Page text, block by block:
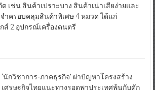
เช่น สินค้าเปราะบาง สินค้าเน่าเสียง่ายและ
ำครอบคลุมสินค้าพิเศษ 4 หมวด ได้แก่
ส์ 2.อุปกรณ์เครื่องดนตรี
‘นักวิชาการ-ภาคธุรกิจ’ ผ่าปัญหาโครงสร้าง
เศรษฐกิจไทยแนะทางรอดพาประเทศพ้นกับดัก